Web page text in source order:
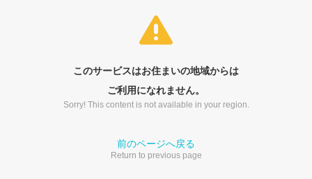
このサービスはお住まいの地域からは
ご利用になれません。
Sorry! This content is not available in your region.
前のページへ戻る
Return to previous page